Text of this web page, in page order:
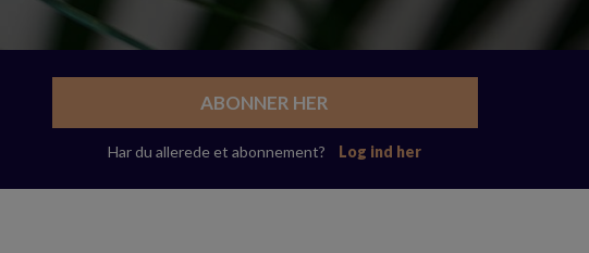
ABONNER HER
Har du allerede et abonnement? Log ind her